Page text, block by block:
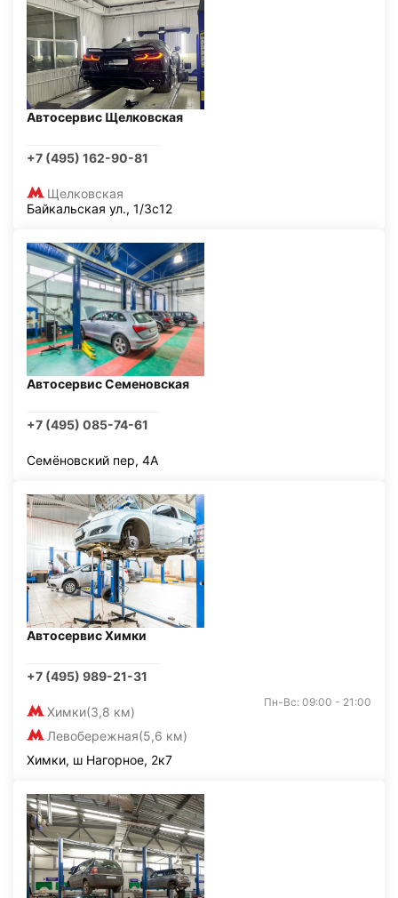
Автосервис Щелковская
+7 (495) 162-90-81
Щелковская
Байкальская ул., 1/3с12
Автосервис Семеновская
+7 (495) 085-74-61
Семёновский пер, 4А
Автосервис Химки
+7 (495) 989-21-31
Химки(3,8 км)
Левобережная(5,6 км)
Пн-Вс: 09:00 - 21:00
Химки, ш Нагорное, 2к7